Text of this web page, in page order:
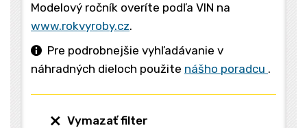
Modelový ročník overíte podľa VIN na
www.rokvyroby.cz.
Pre podrobnejšie vyhľadávanie v
náhradných dieloch použite nášho poradcu .
Vymazať filter